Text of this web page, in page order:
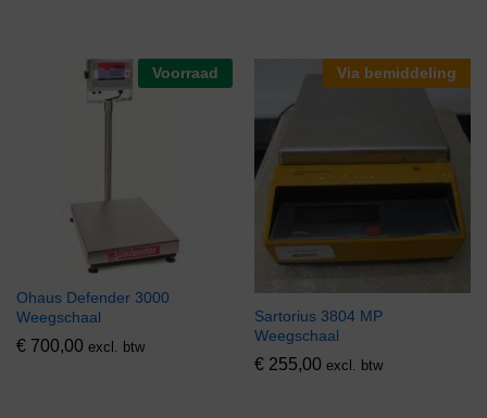
Voorraad
Ohaus Defender 3000
Weegschaal
€ 700,00 excl. btw
Via bemiddeling
Sartorius 3804 MP
Weegschaal
€ 255,00 excl. btw